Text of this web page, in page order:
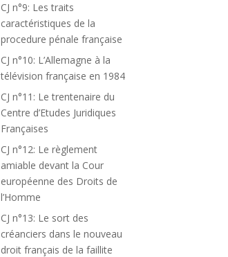
CJ n°9: Les traits
caractéristiques de la
procedure pénale française
CJ n°10: L’Allemagne à la
télévision française en 1984
CJ n°11: Le trentenaire du
Centre d’Etudes Juridiques
Françaises
CJ n°12: Le règlement
amiable devant la Cour
européenne des Droits de
l’Homme
CJ n°13: Le sort des
créanciers dans le nouveau
droit français de la faillite